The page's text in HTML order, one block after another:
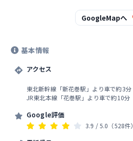
GoogleMapへ
基本情報
アクセス
東北新幹線「新花巻駅」より車で約3分
JR東北本線「花巻駅」より車で約10分
Google評価
3.9 / 5.0 （528件）